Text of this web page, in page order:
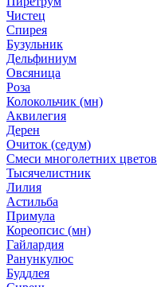
Чистец
Спирея
Бузульник
Дельфиниум
Овсяница
Роза
Колокольчик (мн)
Аквилегия
Дерен
Очиток (седум)
Смеси многолетних цветов
Тысячелистник
Лилия
Астильба
Примула
Кореопсис (мн)
Гайлардия
Ранункулюс
Буддлея